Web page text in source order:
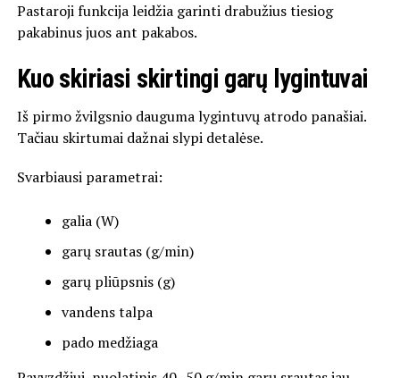
Pastaroji funkcija leidžia garinti drabužius tiesiog
pakabinus juos ant pakabos.
Kuo skiriasi skirtingi garų lygintuvai
Iš pirmo žvilgsnio dauguma lygintuvų atrodo panašiai.
Tačiau skirtumai dažnai slypi detalėse.
Svarbiausi parametrai:
galia (W)
garų srautas (g/min)
garų pliūpsnis (g)
vandens talpa
pado medžiaga